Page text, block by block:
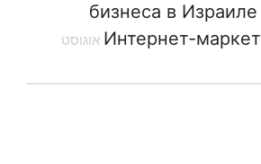
бизнеса в
Интернет- 8 אוגוסט